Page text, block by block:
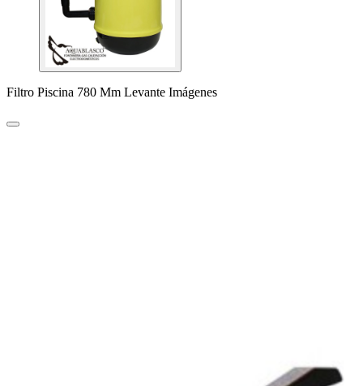
Filtro Piscina 780 Mm Levante Imágenes